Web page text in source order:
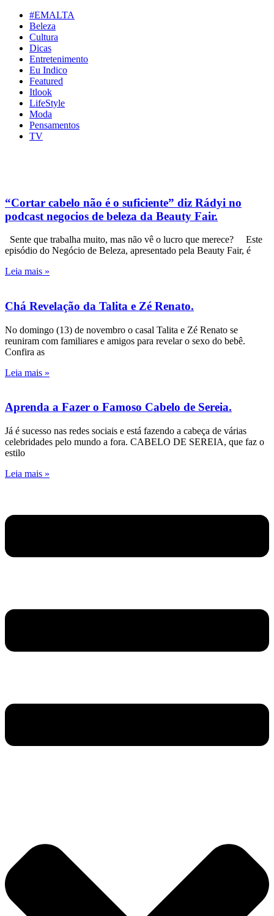
#EMALTA
Beleza
Cultura
Dicas
Entretenimento
Eu Indico
Featured
Itlook
LifeStyle
Moda
Pensamentos
TV
“Cortar cabelo não é o suficiente” diz Rádyi no
podcast negocios de beleza da Beauty Fair.
Sente que trabalha muito, mas não vê o lucro que merece? Este
episódio do Negócio de Beleza, apresentado pela Beauty Fair, é
Leia mais »
Chá Revelação da Talita e Zé Renato.
No domingo (13) de novembro o casal Talita e Zé Renato se
reuniram com familiares e amigos para revelar o sexo do bebê.
Confira as
Leia mais »
Aprenda a Fazer o Famoso Cabelo de Sereia.
Já é sucesso nas redes sociais e está fazendo a cabeça de várias
celebridades pelo mundo a fora. CABELO DE SEREIA, que faz o
estilo
Leia mais »